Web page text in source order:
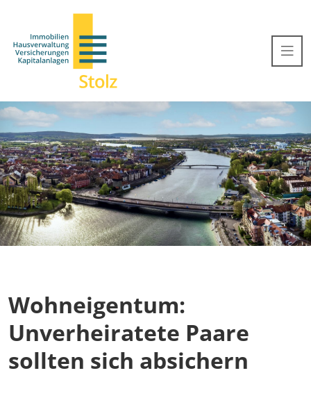
Wohneigentum:
Unverheiratete Paare
sollten sich absichern